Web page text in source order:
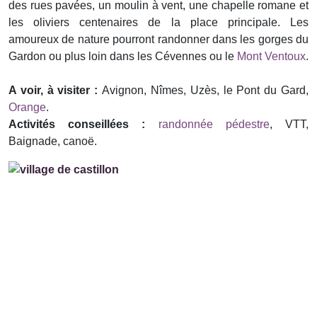
des rues pavées, un moulin à vent, une chapelle romane et
les oliviers centenaires de la place principale. Les
amoureux de nature pourront randonner dans les gorges du
Gardon ou plus loin dans les Cévennes ou le Mont Ventoux.
A voir, à visiter :Avignon, Nîmes, Uzès, le Pont du Gard,
Orange.
Activités conseillées :
randonnée pédestre, VTT,
Baignade, canoë.